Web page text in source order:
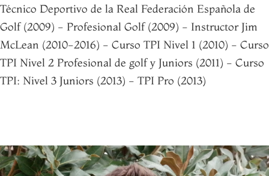
Técnico Deportivo de la Real Federación Española de
Golf (2009) - Profesional Golf (2009) - Instructor Jim
McLean (2010-2016) - Curso TPI Nivel 1 (2010) - Curso
TPI Nivel 2 Profesional de golf y Juniors (2011) - Curso
TPI: Nivel 3 Juniors (2013) - TPI Pro (2013)